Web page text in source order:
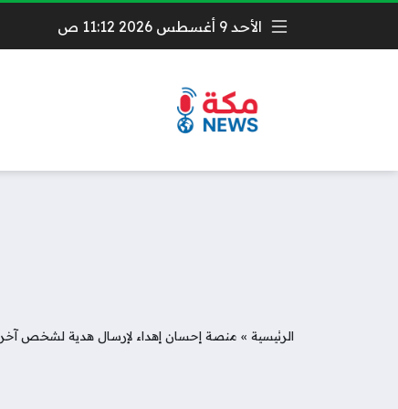
الأحد 9 أغسطس 2026 11:12 ص
الرئيسية » منصة إحسان إهداء لإرسال هدية لشخص آخر ehsan